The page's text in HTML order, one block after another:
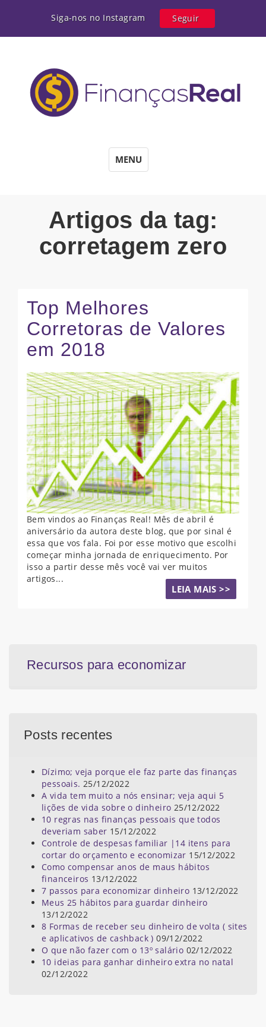
Siga-nos no Instagram Seguir
MENU
Artigos da tag:
corretagem zero
Top Melhores
Corretoras de Valores
em 2018
Bem vindos ao Finanças Real! Mês de abril é
aniversário da autora deste blog, que por sinal é
essa que vos fala. Foi por esse motivo que escolhi
começar minha jornada de enriquecimento. Por
isso a partir desse mês você vai ver muitos
artigos...
LEIA MAIS >>
Recursos para economizar
Posts recentes
Dízimo; veja porque ele faz parte das finanças
pessoais. 25/12/2022
A vida tem muito a nós ensinar; veja aqui 5
lições de vida sobre o dinheiro 25/12/2022
10 regras nas finanças pessoais que todos
deveriam saber 15/12/2022
Controle de despesas familiar |14 itens para
cortar do orçamento e economizar 15/12/2022
Como compensar anos de maus hábitos
financeiros 13/12/2022
7 passos para economizar dinheiro 13/12/2022
Meus 25 hábitos para guardar dinheiro
13/12/2022
8 Formas de receber seu dinheiro de volta ( sites
e aplicativos de cashback ) 09/12/2022
O que não fazer com o 13º salário 02/12/2022
10 ideias para ganhar dinheiro extra no natal
02/12/2022